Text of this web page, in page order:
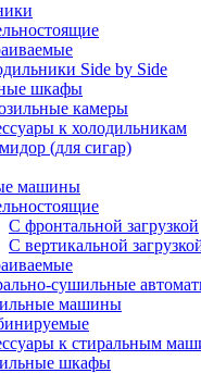
Side by Side
шкафы
камеры
к холодильникам
(для сигар)
машины
С фронтальной загрузкой
С вертикальной
сушильные
машины
к стиральным
шкафы